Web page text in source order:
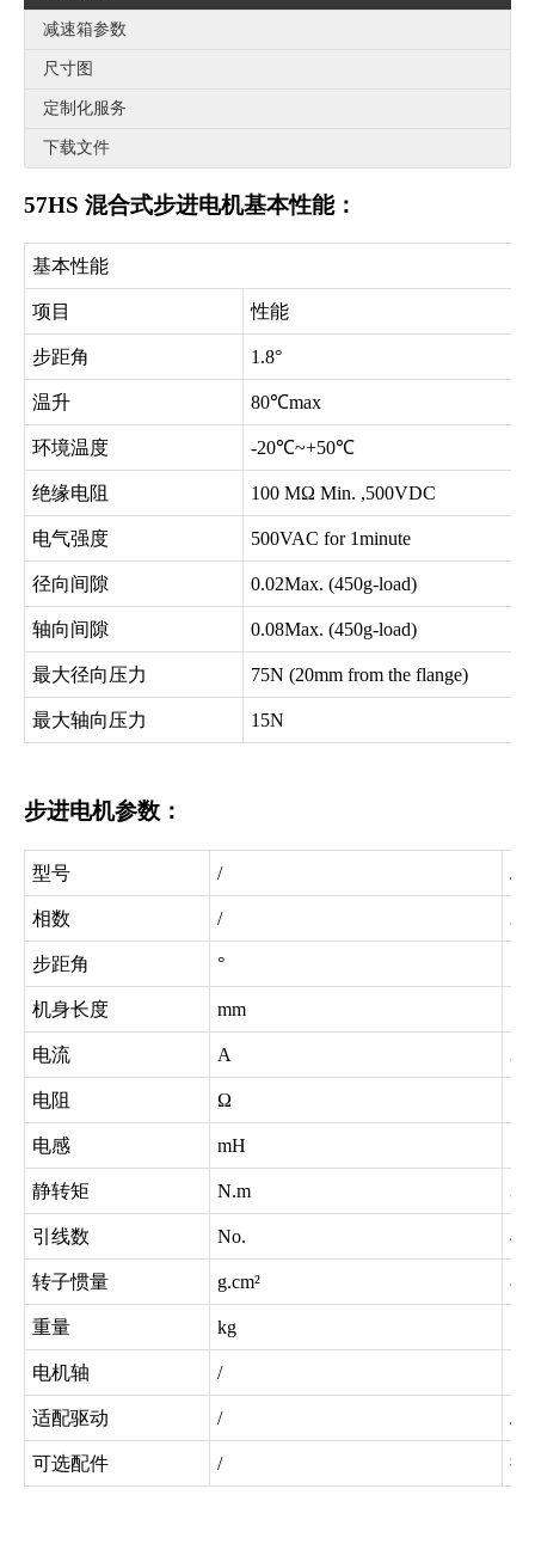
减速箱参数
尺寸图
定制化服务
下载文件
57HS 混合式步进电机基本性能：
基本性能
项目 性能
步距角 1.8°
温升 80℃max
环境温度 -20℃~+50℃
绝缘电阻 100 MΩ Min. ,500VDC
电气强度 500VAC for 1minute
径向间隙 0.02Max. (450g-load)
轴向间隙 0.08Max. (450g-load)
最大径向压力 75N (20mm from the flange)
最大轴向压力 15N
步进电机参数：
型号 /
相数 /
步距角 °
机身长度 mm
电流 A 3.0
电阻 Ω
电感 mH
静转矩 N.m 3.0
引线数 No. 4
转子惯量 g.cm²
重量 kg
电机轴 /
适配驱动 /
可选配件 / 接